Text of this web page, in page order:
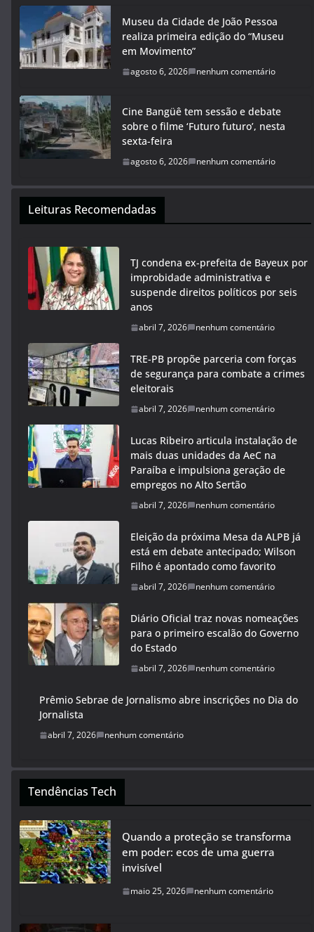
Museu da Cidade de João Pessoa
realiza primeira edição do “Museu
em Movimento”
agosto 6, 2026 nenhum comentário
Cine Bangüê tem sessão e debate
sobre o filme ‘Futuro futuro’, nesta
sexta-feira
agosto 6, 2026 nenhum comentário
Leituras Recomendadas
TJ condena ex-prefeita de Bayeux por
improbidade administrativa e
suspende direitos políticos por seis
anos
abril 7, 2026 nenhum comentário
TRE-PB propõe parceria com forças
de segurança para combate a crimes
eleitorais
abril 7, 2026 nenhum comentário
Lucas Ribeiro articula instalação de
mais duas unidades da AeC na
Paraíba e impulsiona geração de
empregos no Alto Sertão
abril 7, 2026 nenhum comentário
Eleição da próxima Mesa da ALPB já
está em debate antecipado; Wilson
Filho é apontado como favorito
abril 7, 2026 nenhum comentário
Diário Oficial traz novas nomeações
para o primeiro escalão do Governo
do Estado
abril 7, 2026 nenhum comentário
Prêmio Sebrae de Jornalismo abre inscrições no Dia do
Jornalista
abril 7, 2026 nenhum comentário
Tendências Tech
Quando a proteção se transforma
em poder: ecos de uma guerra
invisível
maio 25, 2026 nenhum comentário